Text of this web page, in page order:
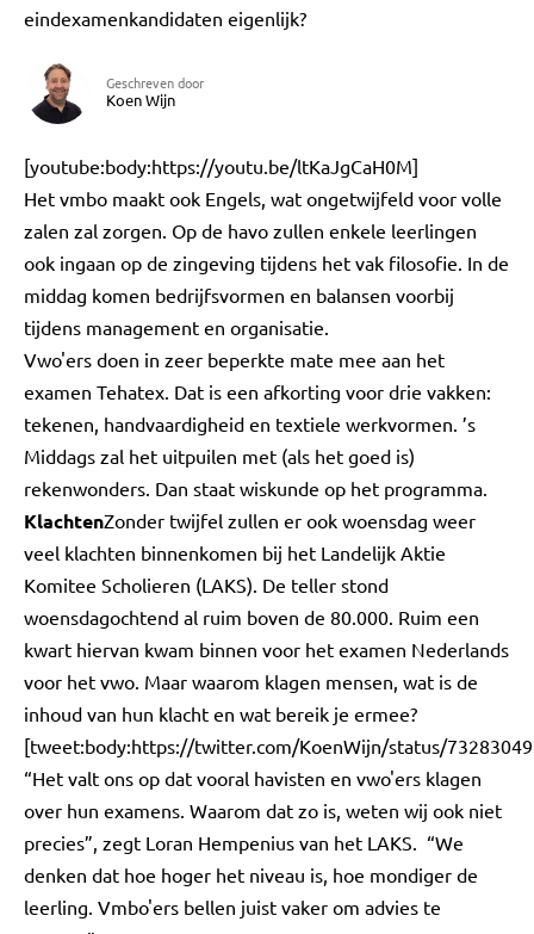
eindexamenkandidaten eigenlijk?
Geschreven door
Koen Wijn
[youtube:body:https://youtu.be/ltKaJgCaH0M]
Het vmbo maakt ook Engels, wat ongetwijfeld voor volle
zalen zal zorgen. Op de havo zullen enkele leerlingen
ook ingaan op de zingeving tijdens het vak filosofie. In de
middag komen bedrijfsvormen en balansen voorbij
tijdens management en organisatie.
Vwo'ers doen in zeer beperkte mate mee aan het
examen Tehatex. Dat is een afkorting voor drie vakken:
tekenen, handvaardigheid en textiele werkvormen. ’s
Middags zal het uitpuilen met (als het goed is)
rekenwonders. Dan staat wiskunde op het programma.
KlachtenZonder twijfel zullen er ook woensdag weer
veel klachten binnenkomen bij het Landelijk Aktie
Komitee Scholieren (LAKS). De teller stond
woensdagochtend al ruim boven de 80.000. Ruim een
kwart hiervan kwam binnen voor het examen Nederlands
voor het vwo. Maar waarom klagen mensen, wat is de
inhoud van hun klacht en wat bereik je ermee?
[tweet:body:https://twitter.com/KoenWijn/status/
“Het valt ons op dat vooral havisten en vwo'ers klagen
over hun examens. Waarom dat zo is, weten wij ook niet
precies”, zegt Loran Hempenius van het LAKS. “We
denken dat hoe hoger het niveau is, hoe mondiger de
leerling. Vmbo'ers bellen juist vaker om advies te